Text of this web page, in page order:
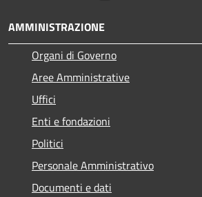
AMMINISTRAZIONE
Organi di Governo
Aree Amministrative
Uffici
Enti e fondazioni
Politici
Personale Amministrativo
Documenti e dati